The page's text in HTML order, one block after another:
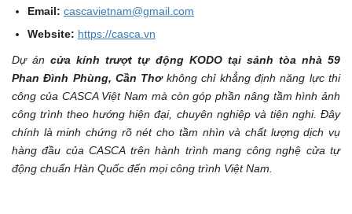
Email: cascavietnam@gmail.com
Website: https://casca.vn
Dự áncửa kính trượt tự động KODO tại sảnh tòa nhà 59
Phan Đình Phùng, Cần Thơkhông chỉ khẳng định năng lực thi
công của CASCA Việt Nam mà còn góp phần nâng tầm hình ảnh
công trình theo hướng hiện đại, chuyên nghiệp và tiện nghi. Đây
chính là minh chứng rõ nét cho tầm nhìn và chất lượng dịch vụ
hàng đầu của CASCA trên hành trình mang công nghệ cửa tự
động chuẩn Hàn Quốc đến mọi công trình Việt Nam.